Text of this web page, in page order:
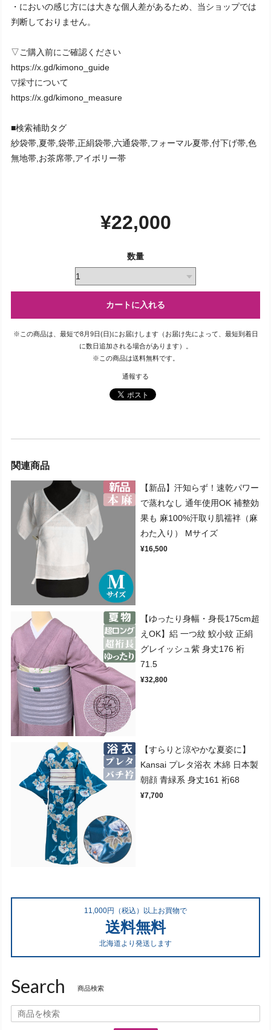
・においの感じ方には大きな個人差があるため、当ショップでは
判断しておりません。
▽ご購入前にご確認ください
https://x.gd/kimono_guide
▽採寸について
https://x.gd/kimono_measure
■検索補助タグ
紗袋帯,夏帯,袋帯,正絹袋帯,六通袋帯,フォーマル夏帯,付下げ帯,色
無地帯,お茶席帯,アイボリー帯
¥22,000
数量
カートに入れる
※この商品は、最短で8月9日(日)にお届けします（お届け先によって、最短到着日
に数日追加される場合があります）。
※この商品は送料無料です。
通報する
関連商品
【新品】汗知らず！速乾パワー
で蒸れなし 通年使用OK 補整効
果も 麻100%汗取り肌襦袢（麻
わた入り） Mサイズ
¥16,500
【ゆったり身幅・身長175cm超
えOK】絽 一つ紋 鮫小紋 正絹
グレイッシュ紫 身丈176 裄
71.5
¥32,800
【すらりと涼やかな夏姿に】
Kansai プレタ浴衣 木綿 日本製
朝顔 青緑系 身丈161 裄68
¥7,700
11,000円（税込）以上お買物で
送料無料
北海道より発送します
Search 商品検索